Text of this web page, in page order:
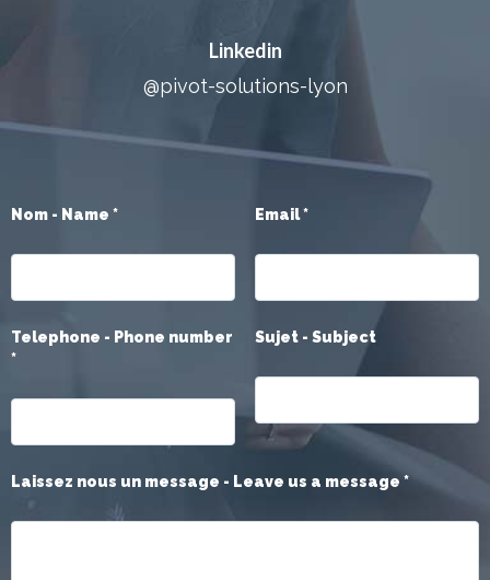
Linkedin
@pivot-solutions-lyon
Nom - Name *
Telephone - Phone number
*
Email *
Sujet - Subject
Laissez nous un message - Leave us a message *